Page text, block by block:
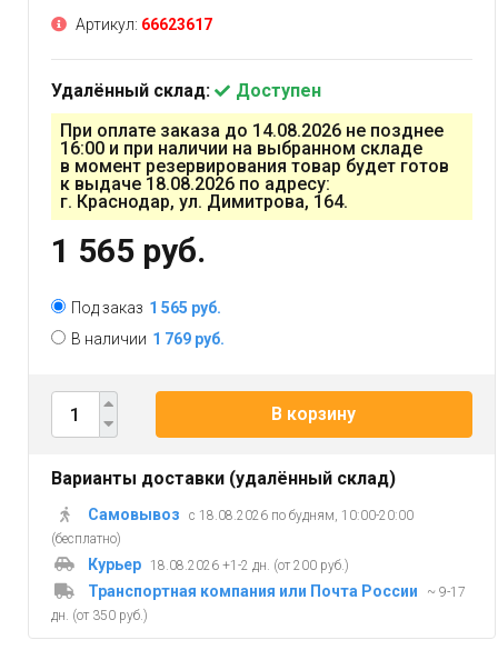
Артикул: 66623617
Удалённый склад:
Доступен
При оплате заказа до 14.08.2026 не позднее
16:00 и при наличии на выбранном складе
в момент резервирования товар будет готов
к выдаче 18.08.2026 по адресу:
г. Краснодар, ул. Димитрова, 164.
1 565 руб.
Под заказ 1 565 руб.
В наличии 1 769 руб.
В корзину
Варианты доставки (удалённый склад)
Самовывоз
с 18.08.2026 по будням, 10:00-20:00
(бесплатно)
Курьер 18.08.2026 +1-2 дн. (от 200 руб.)
Транспортная компания или Почта России
~ 9-17
дн. (от 350 руб.)